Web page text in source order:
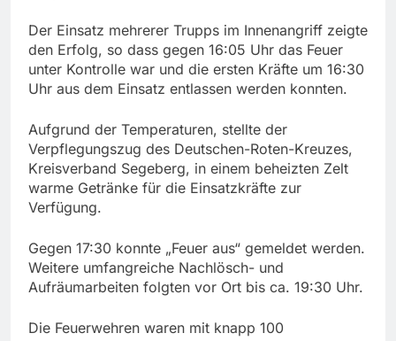
Der Einsatz mehrerer Trupps im Innenangriff zeigte
den Erfolg, so dass gegen 16:05 Uhr das Feuer
unter Kontrolle war und die ersten Kräfte um 16:30
Uhr aus dem Einsatz entlassen werden konnten.
Aufgrund der Temperaturen, stellte der
Verpflegungszug des Deutschen-Roten-Kreuzes,
Kreisverband Segeberg, in einem beheizten Zelt
warme Getränke für die Einsatzkräfte zur
Verfügung.
Gegen 17:30 konnte „Feuer aus“ gemeldet werden.
Weitere umfangreiche Nachlösch- und
Aufräumarbeiten folgten vor Ort bis ca. 19:30 Uhr.
Die Feuerwehren waren mit knapp 100